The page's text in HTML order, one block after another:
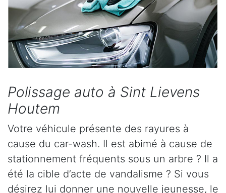
Polissage auto à Sint Lievens
Houtem
Votre véhicule présente des rayures à
cause du car-wash. Il est abimé à cause de
stationnement fréquents sous un arbre ? Il a
été la cible d’acte de vandalisme ? Si vous
désirez lui donner une nouvelle jeunesse, le